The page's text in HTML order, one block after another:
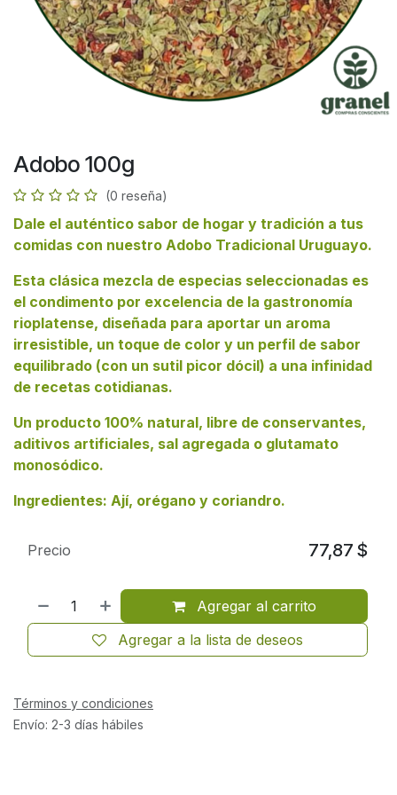
Adobo 100g
(0 reseña)
Dale el auténtico sabor de hogar y tradición a tus
comidas con nuestro Adobo Tradicional Uruguayo.
Esta clásica mezcla de especias seleccionadas es
el condimento por excelencia de la gastronomía
rioplatense, diseñada para aportar un aroma
irresistible, un toque de color y un perfil de sabor
equilibrado (con un sutil picor dócil) a una infinidad
de recetas cotidianas.
Un producto 100% natural, libre de conservantes,
aditivos artificiales, sal agregada o glutamato
monosódico.
Ingredientes: Ají, orégano y coriandro.
Agregar al carrito
Agregar a la lista de deseos
Precio 77,87 $
Términos y condiciones
Envío: 2-3 días hábiles